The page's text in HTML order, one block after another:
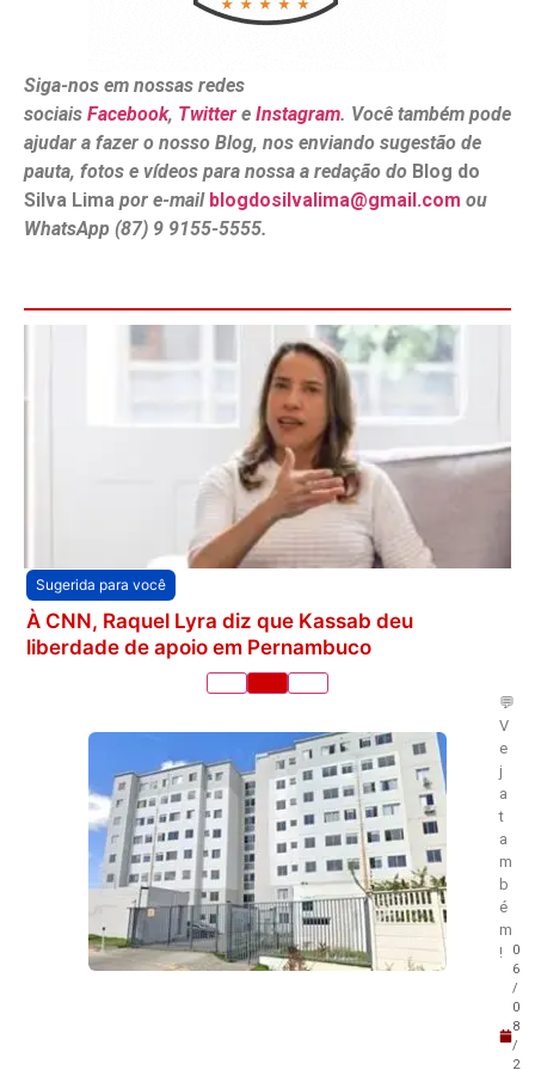
Siga-nos em nossas redes
sociais Facebook, Twitter e Instagram. Você também pode
ajudar a fazer o nosso Blog, nos enviando sugestão de
pauta, fotos e vídeos para nossa a redação do Blog do
Silva Lima por e-mail blogdosilvalima@gmail.com ou
WhatsApp (87) 9 9155-5555.
Sugerida para você
À CNN, Raquel Lyra diz que Kassab deu
liberdade de apoio em Pernambuco
💬
V
e
j
a
t
a
m
b
é
m
!
0
6
/
0
8
/
2